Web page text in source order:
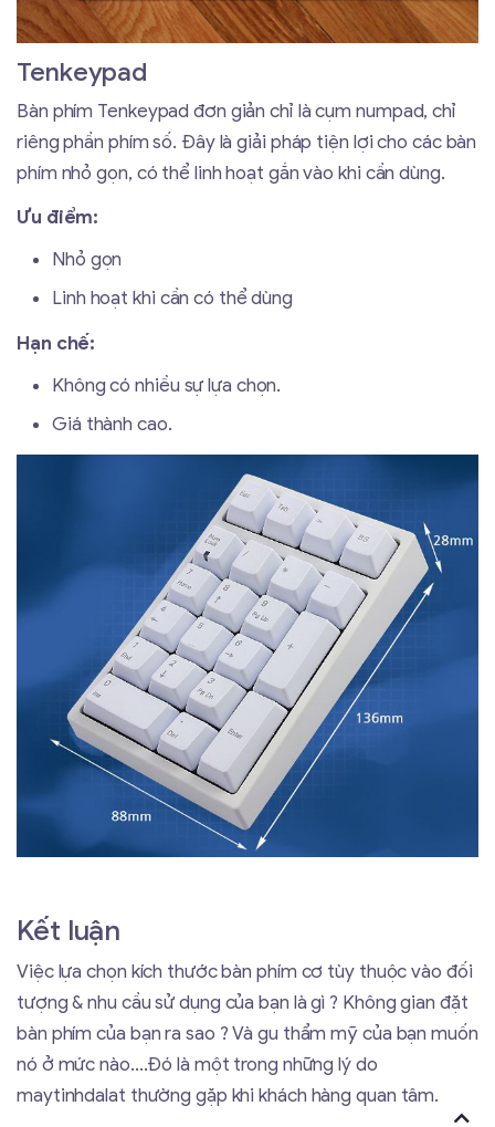
Tenkeypad
Bàn phím Tenkeypad đơn giản chỉ là cụm numpad, chỉ
riêng phần phím số. Đây là giải pháp tiện lợi cho các bàn
phím nhỏ gọn, có thể linh hoạt gắn vào khi cần dùng.
Ưu điểm:
Nhỏ gọn
Linh hoạt khi cần có thể dùng
Hạn chế:
Không có nhiều sự lựa chọn.
Giá thành cao.
Kết luận
Việc lựa chọn kích thước bàn phím cơ tùy thuộc vào đối
tượng & nhu cầu sử dụng của bạn là gì ? Không gian đặt
bàn phím của bạn ra sao ? Và gu thẩm mỹ của bạn muốn
nó ở mức nào....Đó là một trong những lý do
maytinhdalat thường gặp khi khách hàng quan tâm.